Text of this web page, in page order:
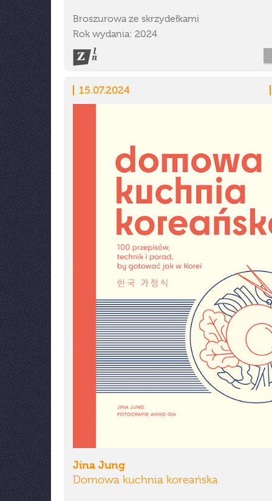
Broszurowa ze skrzydełkami
Rok wydania: 2024
15.07.2024
Jina Jung
Domowa kuchnia koreańska